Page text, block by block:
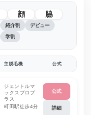
顔 脇
紹介割 デビュー
学割
主脱毛機 公式
ジェントルマ
ックスプロプ
ラス
町田駅徒歩4分
公式
詳細